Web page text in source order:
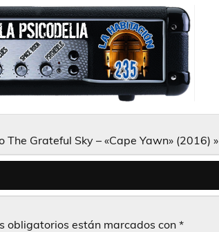
The Grateful Sky – «Cape Yawn» (2016) »
obligatorios están marcados con*